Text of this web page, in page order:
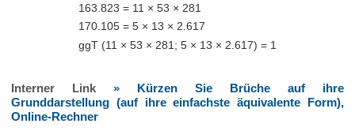
163.823 = 11 × 53 × 281
170.105 = 5 × 13 × 2.617
ggT (11 × 53 × 281; 5 × 13 × 2.617) = 1
Interner Link » Kürzen Sie Brüche auf ihre
Grunddarstellung (auf ihre einfachste äquivalente Form),
Online-Rechner